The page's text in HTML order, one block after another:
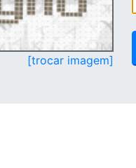
[trocar imagem]